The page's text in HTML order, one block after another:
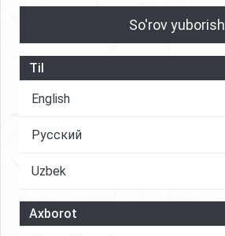
So'rov yuborish
Til
English
Русский
Uzbek
Axborot